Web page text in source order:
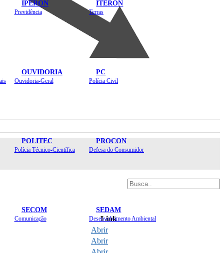
IPERON
Previdência
ITERON
Terras
OUVIDORIA
Ouvidoria-Geral
PC
Polícia Civil
POLITEC
Polícia Técnico-Científica
PROCON
Defesa do Consumidor
SECOM
Comunicação
SEDAM
Desenvolvimento Ambiental
Link
Abrir
Abrir